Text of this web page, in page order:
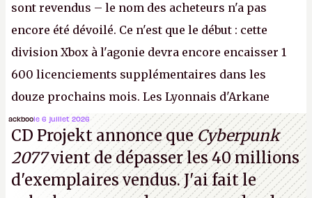
sont revendus – le nom des acheteurs n'a pas
encore été dévoilé. Ce n'est que le début : cette
division Xbox à l'agonie devra encore encaisser 1
600 licenciements supplémentaires dans les
douze prochains mois. Les Lyonnais d'Arkane
(Dishonored, Deathloop) pourraient faire partie des
prochaines victimes, puisque Microsoft a confirmé
vouloir se séparer du studio.A.
ackboole 6 juillet 2026
CD Projekt annonce queCyberpunk
2077vient de dépasser les 40 millions
d'exemplaires vendus. J'ai fait le